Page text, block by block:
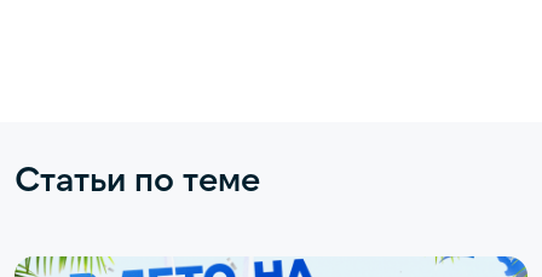
Статьи по теме